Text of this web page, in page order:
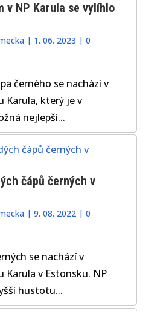
v NP Karula se vylíhlo
| 1. 06. 2023 |0
černého se nachází v
Karula, který je v
nejlepší...
čápů černých v
|9. 08. 2022 |0
se nachází v
Karula v Estonsku. NP
hustotu...